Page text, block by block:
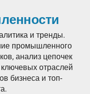
и тренды.
промышленного
анализ цепочек
отраслей
бизнеса и топ-